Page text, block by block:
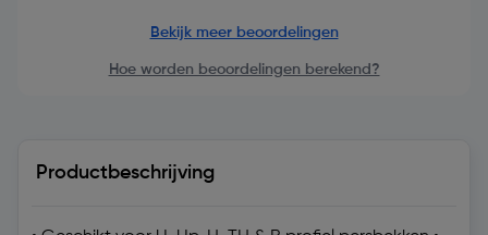
Bekijk meer beoordelingen
Hoe worden beoordelingen berekend?
Productbeschrijving